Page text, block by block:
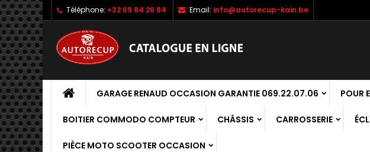
Téléphone: +32 69 84 26 84 Email: info@autorecup-kain.be
GARAGE RENAUD OCCASION GARANTIE 069.22.07.06 POUR
BOITIER COMMODO COMPTEUR CHÂSSIS CARROSSERIE
PIÈCE MOTO SCOOTER OCCASION